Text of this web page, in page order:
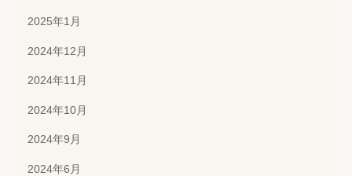
2025年1月
2024年12月
2024年11月
2024年10月
2024年9月
2024年6月